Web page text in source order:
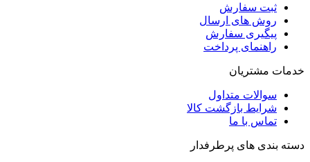
ثبت سفارش
روش‌ های ارسال
پیگیری سفارش
راهنمای پرداخت
خدمات مشتریان
سوالات متداول
شرایط بازگشت کالا
تماس با ما
دسته بندی های پرطرفدار